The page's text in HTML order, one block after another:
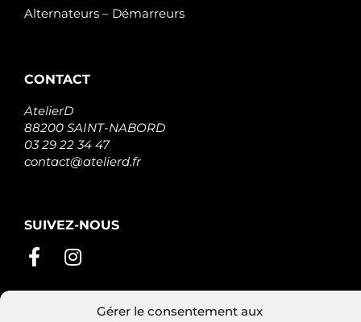
Gérer le consentement aux
Alternateurs – Démarreurs
CONTACT
AtelierD
88200 SAINT-NABORD
03 29 22 34 47
contact@atelierd.fr
SUIVEZ-NOUS